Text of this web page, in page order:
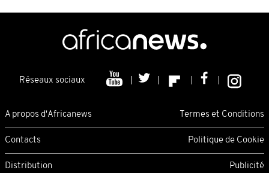
Réseaux sociaux
A propos d'Africanews Termes et Conditions
Contacts Politique de Cookie
Distribution Publicité